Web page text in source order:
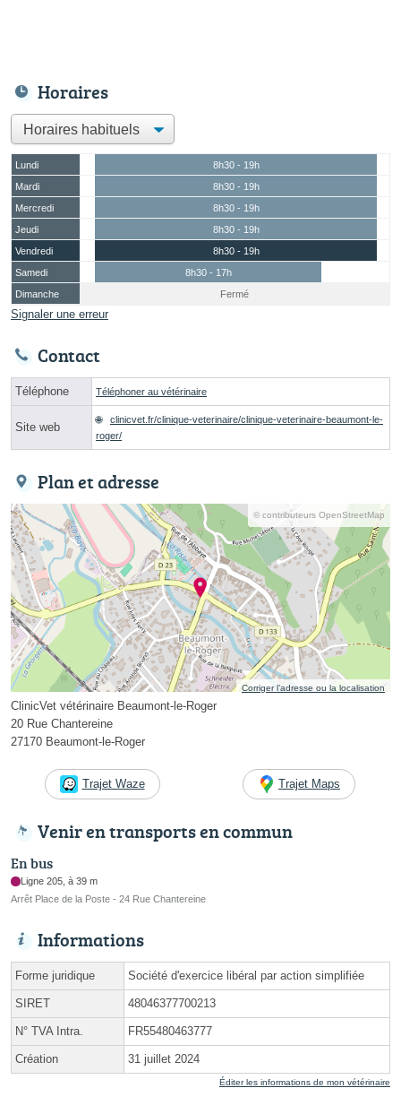
Horaires
Lundi
8h30 - 19h
Mardi
8h30 - 19h
Mercredi
8h30 - 19h
Jeudi
8h30 - 19h
Vendredi
8h30 - 19h
Samedi
8h30 - 17h
Dimanche
Fermé
Signaler une erreur
Contact
Téléphone Téléphoner au vétérinaire
Site web
clinicvet.fr/clinique-veterinaire/clinique-veterinaire-beaumont-le-
roger/
Plan et adresse
© contributeurs OpenStreetMap
Corriger l’adresse ou la localisation
ClinicVet vétérinaire Beaumont-le-Roger
20 Rue Chantereine
27170 Beaumont-le-Roger
Trajet Waze Trajet Maps
Venir en transports en commun
En bus
Ligne 205, à 39 m
Arrêt Place de la Poste - 24 Rue Chantereine
Informations
Forme juridique Société d'exercice libéral par action simplifiée
SIRET 48046377700213
N° TVA Intra. FR55480463777
Création 31 juillet 2024
Éditer les informations de mon vétérinaire